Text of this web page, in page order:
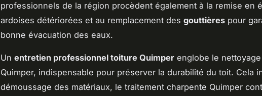
professionnels de la région procèdent également à la remise en
ardoises détériorées et au remplacement des gouttières pour
bonne évacuation des eaux.
Un entretien professionnel toiture Quimper englobe le
Quimper, indispensable pour préserver la durabilité du toit. Cela
démoussage des matériaux, le traitement charpente Quimper